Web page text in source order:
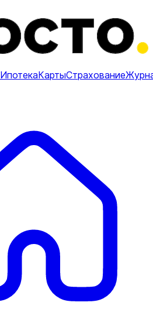
ИпотекаКартыСтрахование